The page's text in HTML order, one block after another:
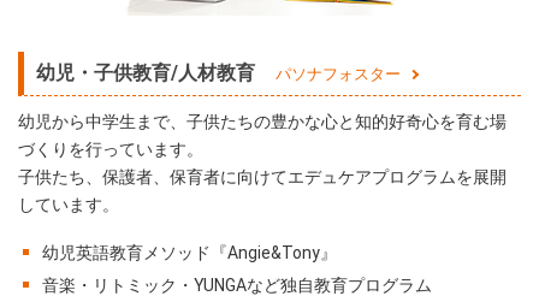
幼児・子供教育/人材教育 パソナフォスター
幼児から中学生まで、子供たちの豊かな心と知的好奇心を育む場
づくりを行っています。
子供たち、保護者、保育者に向けてエデュケアプログラムを展開
しています。
幼児英語教育メソッド『Angie&Tony』
音楽・リトミック・YUNGAなど独自教育プログラム